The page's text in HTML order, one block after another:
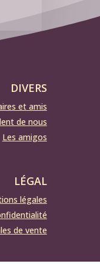
DIVERS
et amis
de nous
Les amigos
LÉGAL
légales
de vente